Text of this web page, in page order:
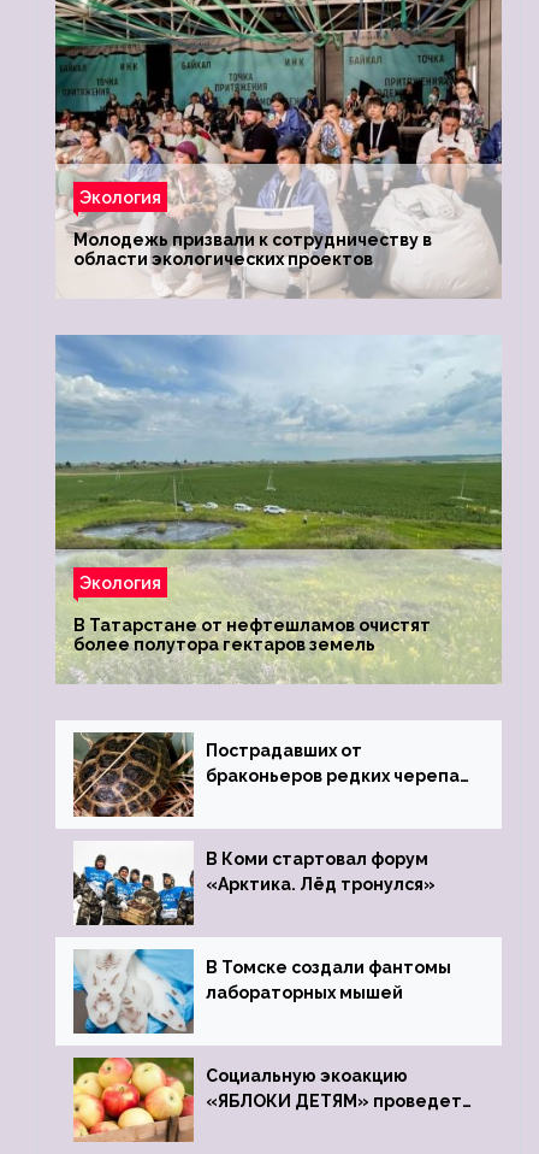
Экология
Молодежь призвали к сотрудничеству в
области экологических проектов
Экология
В Татарстане от нефтешламов очистят
более полутора гектаров земель
Пострадавших от
браконьеров редких черепах
зоопарк
В Коми стартовал форум
«Арктика. Лёд тронулся»
В Томске создали фантомы
лабораторных мышей
Социальную экоакцию
«ЯБЛОКИ ДЕТЯМ» проведет